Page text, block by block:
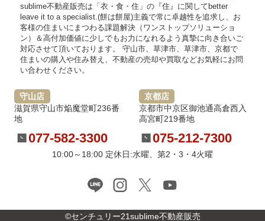
sublime不動産販売は「衣・食・住」の『住』に関してbetter
leave it to a specialist.(餅は餅屋)主義で常に卓越性を追求し、お
客様の住まいにまつわる課題解決（ワンストップソリューショ
ン）＆高付加価値に少しでもお力になれるよう真摯に向き合いご
対応させて頂いております。 守山市、草津市、草津市、京都で
住まいの購入や住み替え、不動産の売却や買取などお気軽にお問
い合わせください。
守山店
滋賀県守山市焔魔堂町236番
地
077-582-3300
京都店
京都市中京区御池通高倉西入
高宮町219番地
075-212-7300
10:00～18:00 定休日:水曜、第2・3・4火曜
©センチュリー21sublime不動産販売